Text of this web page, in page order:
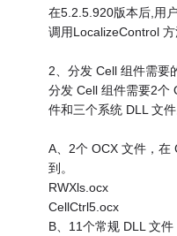
在5.2.5.920版本后,用
调用LocalizeControl
2、分发 Cell 组件需要
分发 Cell 组件需要2个
件和三个系统 DLL 文件
A、2个 OCX 文件，在
到。
RWXls.ocx
CellCtrl5.ocx
B、11个常规 DLL 文